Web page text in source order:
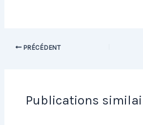
PRÉCÉDENT
Publications